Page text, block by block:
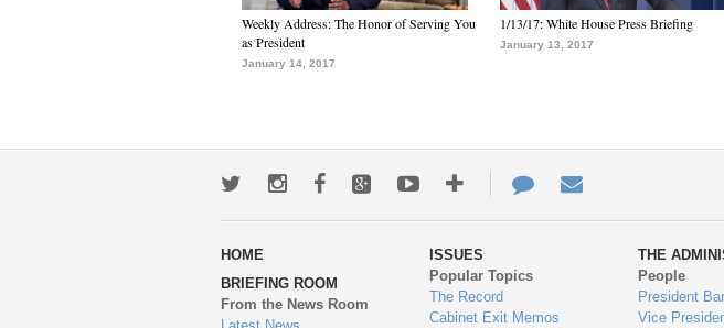
Weekly Address: The Honor of Serving You
as President
January 14, 2017
1/13/17: White House Press Briefing
January 13, 2017